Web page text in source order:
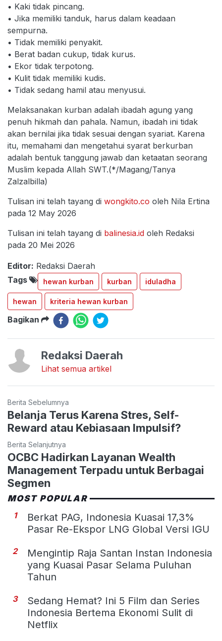
• Kaki tidak pincang.
• Jika memiliki tanduk, harus dalam keadaan
sempurna.
• Tidak memiliki penyakit.
• Berat badan cukup, tidak kurus.
• Ekor tidak terpotong.
• Kulit tidak memiliki kudis.
• Tidak sedang hamil atau menyusui.
Melaksanakan kurban adalah ibadah agung yang
penuh hikmah dan pahala. Namun, ibadah ini tidak
akan bernilai jika tidak sesuai dengan syariat. Karena
itu, memahami dan mengetahui syarat berkurban
adalah bentuk tanggung jawab dan ketaatan seorang
Muslim kepada Allah SWT.(*/Magang/Tanya
Zalzalbilla)
Tulisan ini telah tayang di wongkito.co oleh Nila Ertina
pada 12 May 2026
Tulisan ini telah tayang di balinesia.id oleh Redaksi
pada 20 Mei 2026
Editor: Redaksi Daerah
Tags
hewan kurban kurban iduladha
hewan kriteria hewan kurban
Bagikan
Redaksi Daerah
Lihat semua artikel
Berita Sebelumnya
Belanja Terus Karena Stres, Self-
Reward atau Kebiasaan Impulsif?
Berita Selanjutnya
OCBC Hadirkan Layanan Wealth
Management Terpadu untuk Berbagai
Segmen
MOST POPULAR
1
Berkat PAG, Indonesia Kuasai 17,3%
Pasar Re-Ekspor LNG Global Versi IGU
2
Mengintip Raja Santan Instan Indonesia
yang Kuasai Pasar Selama Puluhan
Tahun
3
Sedang Hemat? Ini 5 Film dan Series
Indonesia Bertema Ekonomi Sulit di
Netflix